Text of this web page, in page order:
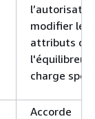
modifier les
attributs de
l'équilibreur
charge
Accorde